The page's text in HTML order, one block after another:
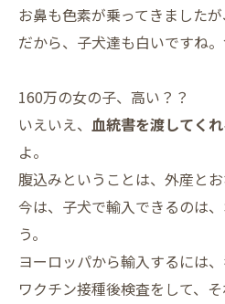
お鼻も色素が乗ってきました
だから、子犬達も白いですね。
160万の女の子、高い？？
いえいえ、 血統書を渡してく
よ。
腹込みということは、外産とお
今は、子犬で輸入できるのは
う。
ヨーロッパから輸入するには
ワクチン接種後検査をして、